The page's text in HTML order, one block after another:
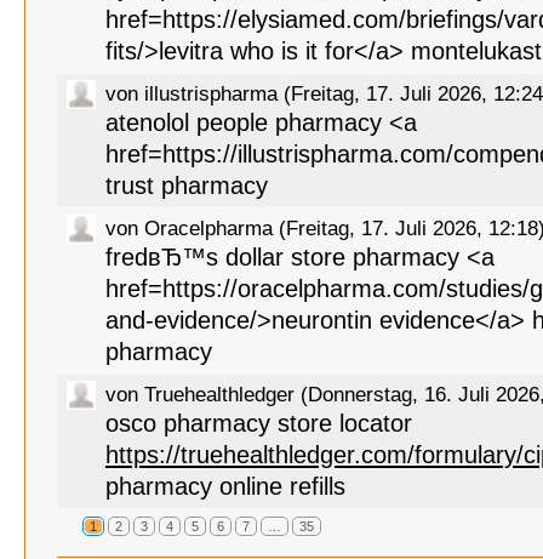
href=https://elysiamed.com/briefings/
fits/>levitra who is it for</a>
von illustrispharma (Freitag, 17. Juli 2026,
atenolol people pharmacy <a
href=https://illustrispharma.com/
trust pharmacy
von Oracelpharma (Freitag, 17. Juli 2026,
fredвЂ™s dollar store pharmacy <a
href=https://oracelpharma.com/studies/
and-evidence/>neurontin evidence</a>
pharmacy
von Truehealthledger (Donnerstag, 16. Juli
osco pharmacy store locator
https://truehealthledger.com/formulary/
pharmacy online refills
1 2 3 4 5 6 7 35